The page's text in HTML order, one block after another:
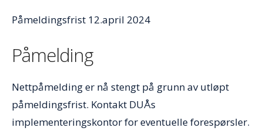
Påmeldingsfrist 12.april 2024
Påmelding
Nettpåmelding er nå stengt på grunn av utløpt
påmeldingsfrist. Kontakt DUÅs
implementeringskontor for eventuelle forespørsler.